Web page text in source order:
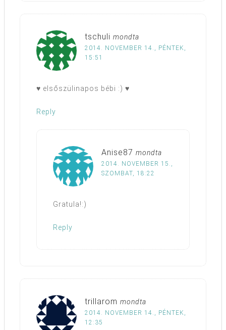
tschuli mondta
2014. NOVEMBER 14., PÉNTEK,
15:51
♥ elsőszülinapos bébi :) ♥
Reply
Anise87 mondta
2014. NOVEMBER 15.,
SZOMBAT, 18:22
Gratula!:)
Reply
trillarom mondta
2014. NOVEMBER 14., PÉNTEK,
12:35